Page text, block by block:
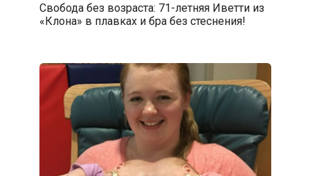
Свобода без возраста: 71-летняя Иветти из
«Клона» в плавках и бра без стеснения!